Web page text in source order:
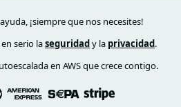
¡siempre que nos necesites!
serio laseguridady la privacidad.
en AWS que crece contigo.